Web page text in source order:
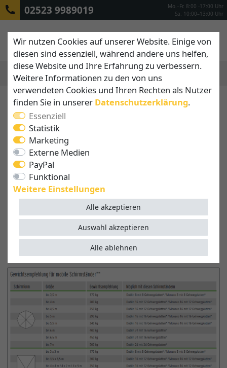
02523 9989019
Mo.–Fr. 8:00 -17:00 Uhr
Sa. 10:00–13:00 Uhr
SCHIRMSTÄNDER &
BODENHÜLSEN
Sichere Befestigungslösungen auch für
große Sonnenschirme
Egal ob Sie einen mobilen Plattenständer, eine
Bodenhülse oder einen hochwertigen
Gabionenständer für Ihren Sonnenschirm suchen,
bei uns werden Sie fündig.
Die nebenstehende Tabelle gibt Ihnen eine
Gewichtsempfehlung nach Größenfür unsere
Wir nutzen Cookies auf unserer Website. Einige von
diesen sind essenziell, während andere uns helfen,
diese Website und Ihre Erfahrung zu verbessern.
Weitere Informationen zu den von uns
verwendeten Cookies und Ihren Rechten als Nutzer
finden Sie in unserer Daten­schutz­erklärung.
Essenziell
Statistik
Marketing
Externe Medien
PayPal
Funktional
Weitere Einstellungen
Alle akzeptieren
Alle ablehnen
Auswahl akzeptieren